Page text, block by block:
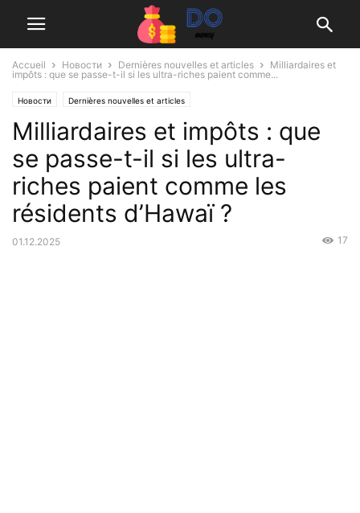
Accueil Новости Dernières nouvelles et articles
Milliardaires et
impôts : que se passe-t-il si les ultra-riches paient comme...
Новости Dernières nouvelles et articles
Milliardaires et impôts : que
se passe-t-il si les ultra-
riches paient comme les
résidents d’Hawaï ?
01.12.2025 17